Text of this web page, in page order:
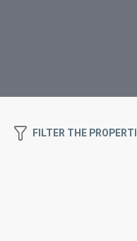
FILTER THE